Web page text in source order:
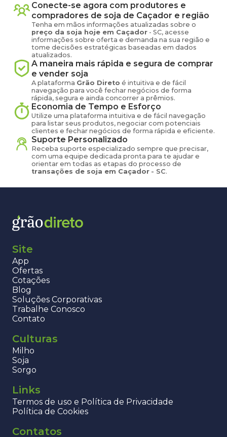
Conecte-se agora com produtores e
compradores de soja de Caçador e região
Tenha em mãos informações atualizadas sobre o
preço da soja hoje em Caçador - SC, acesse
informações sobre oferta e demanda na sua região e
tome decisões estratégicas baseadas em dados
atualizados.
A maneira mais rápida e segura de comprar
e vender soja
A plataforma Grão Direto é intuitiva e de fácil
navegação para você fechar negócios de forma
rápida, segura e ainda concorrer a prêmios.
Economia de Tempo e Esforço
Utilize uma plataforma intuitiva e de fácil navegação
para listar seus produtos, negociar com potenciais
clientes e fechar negócios de forma rápida e eficiente.
Suporte Personalizado
Receba suporte especializado sempre que precisar,
com uma equipe dedicada pronta para te ajudar e
orientar em todas as etapas do processo de
transações de soja em Caçador - SC.
Site
App
Ofertas
Cotações
Blog
Soluções Corporativas
Trabalhe Conosco
Contato
Culturas
Milho
Soja
Sorgo
Links
Termos de uso e Política de Privacidade
Política de Cookies
Contatos